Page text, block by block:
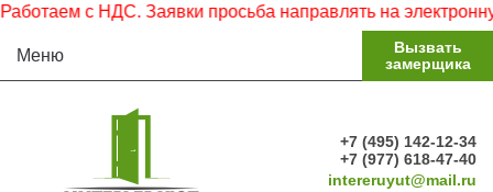
с НДС. Заявки просьба направлять на электронную
Меню
Вызвать
замерщика
+7 (495) 142-12-34
+7 (977) 618-47-40
intereruyut@mail.ru